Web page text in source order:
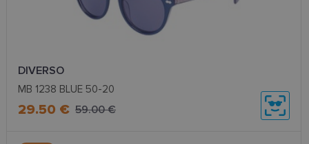
DIVERSO
MB 1238 BLUE 50-20
29.50 € 59.00 €